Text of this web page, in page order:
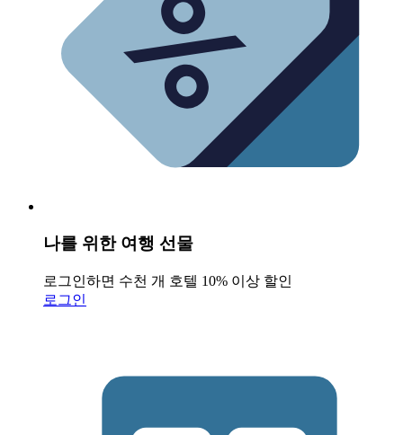
나를 위한 여행 선물
로그인하면 수천 개 호텔 10% 이상 할인
로그인